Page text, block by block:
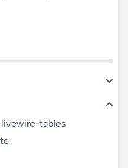
livewire-tables